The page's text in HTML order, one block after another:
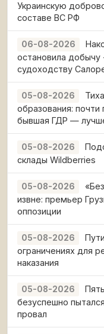
Украинскую
составе ВС РФ
06-08-2026
остановила добычу
судоходству
05-08-2026
образования: почти
бывшая ГДР —
05-08-2026
склады Wildberries
05-08-2026
извне: премьер
оппозиции
05-08-2026
ограничениях для
наказания
05-08-2026
безуспешно
провал